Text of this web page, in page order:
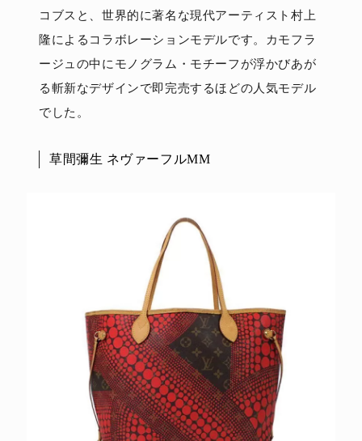
コブスと、世界的に著名な現代アーティスト村上
隆によるコラボレーションモデルです。カモフラ
ージュの中にモノグラム・モチーフが浮かびあが
る斬新なデザインで即完売するほどの人気モデル
でした。
草間彌生 ネヴァーフルMM